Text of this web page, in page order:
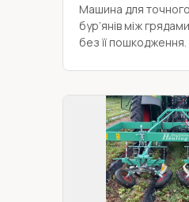
Машина для
бур’янів між
без її пошкодження.